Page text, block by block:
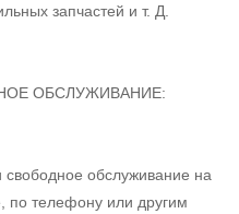
запчастей и т. Д.
ОБСЛУЖИВАНИЕ:
обслуживание на
по телефону или другим